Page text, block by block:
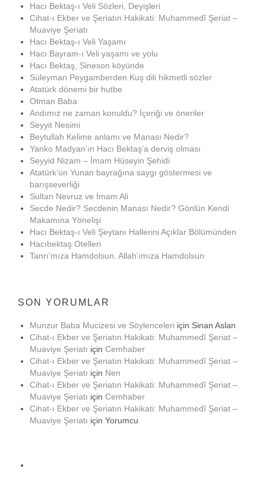
Hacı Bektaş-ı Veli Sözleri, Deyişleri
Cihat-ı Ekber ve Şeriatın Hakikati: Muhammedî Şeriat –
Muaviye Şeriatı
Hacı Bektaş-ı Veli Yaşamı
Hacı Bayram-ı Veli yaşamı ve yolu
Hacı Bektaş, Sineson köyünde
Süleyman Peygamberden Kuş dili hikmetli sözler
Atatürk dönemi bir hutbe
Otman Baba
Andımız ne zaman konuldu? İçeriği ve öneriler
Seyyit Nesimi
Beytullah Kelime anlamı ve Manası Nedir?
Yanko Madyan’ın Hacı Bektaş’a derviş olması
Seyyid Nizam – İmam Hüseyin Şehidi
Atatürk’ün Yunan bayrağına saygı göstermesi ve
barışseverliği
Sultan Nevruz ve İmam Ali
Secde Nedir? Secdenin Manası Nedir? Gönlün Kendi
Makamına Yönelişi
Hacı Bektaş-ı Veli Şeytanı Hallerini Açıklar Bölümünden
Hacıbektaş Otelleri
Tanrı’mıza Hamdolsun. Allah’ımıza Hamdolsun
SON YORUMLAR
Munzur Baba Mucizesi ve Söylenceleri için Sinan Aslan
Cihat-ı Ekber ve Şeriatın Hakikati: Muhammedî Şeriat –
Muaviye Şeriatı için Cemhaber
Cihat-ı Ekber ve Şeriatın Hakikati: Muhammedî Şeriat –
Muaviye Şeriatı için Nen
Cihat-ı Ekber ve Şeriatın Hakikati: Muhammedî Şeriat –
Muaviye Şeriatı için Cemhaber
Cihat-ı Ekber ve Şeriatın Hakikati: Muhammedî Şeriat –
Muaviye Şeriatı için Yorumcu